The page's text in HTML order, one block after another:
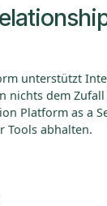
unterstützt
nichts dem
Platform as a
Tools abhalten.